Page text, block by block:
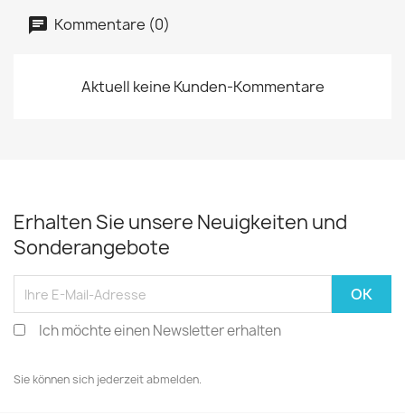
Kommentare (0)
Aktuell keine Kunden-Kommentare
Erhalten Sie unsere Neuigkeiten und
Sonderangebote
Ich möchte einen Newsletter erhalten
Sie können sich jederzeit abmelden.